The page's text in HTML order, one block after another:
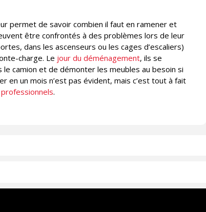
permet de savoir combien il faut en ramener et
être confrontés à des problèmes lors de leur
dans les ascenseurs ou les cages d’escaliers)
charge. Le jour du déménagement, ils se
camion et de démonter les meubles au besoin si
un mois n’est pas évident, mais c’est tout à fait
.